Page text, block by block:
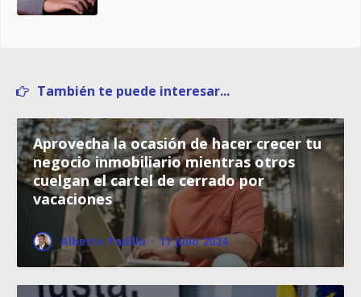
También te puede interesar...
Aprovecha la ocasión de hacer crecer tu
negocio inmobiliario mientras otros
cuelgan el cartel de cerrado por
vacaciones
Alberto Padilla · 17 julio 2024